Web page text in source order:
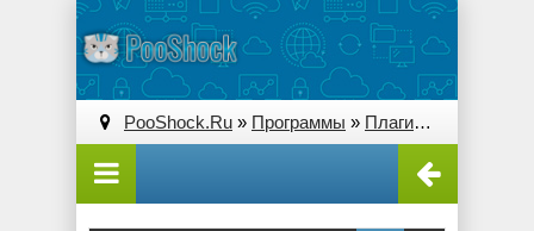
PooShock.Ru » Программы » Плагины (Plug-ins)